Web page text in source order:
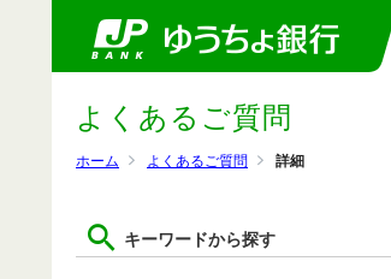
ホーム よくあるご質問 詳細
よくあるご質問
キーワードから探す